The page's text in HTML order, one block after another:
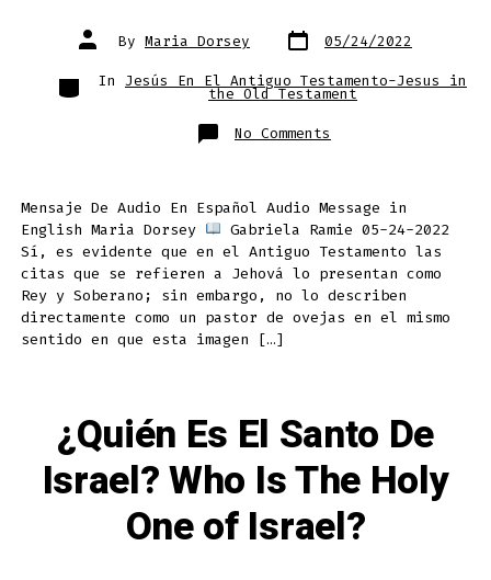
Post
author
By Maria Dorsey Post
date
05/24/2022
Categories
In Jesús En El Antiguo Testamento-Jesus in
the Old Testament
No Comments
¿El
Que “Jehová”
Es
Nuestro
Pastor?
“The
Testament
Indicates
That
“Jehovah”
Mensaje De Audio En Español Audio Message in
English Maria Dorsey
Gabriela Ramie 05-24-2022
Sí, es evidente que en el Antiguo Testamento las
citas que se refieren a Jehová lo presentan como
Rey y Soberano; sin embargo, no lo describen
directamente como un pastor de ovejas en el mismo
sentido en que esta imagen […]
¿Quién Es El Santo De
Israel? Who Is The Holy
One of Israel?